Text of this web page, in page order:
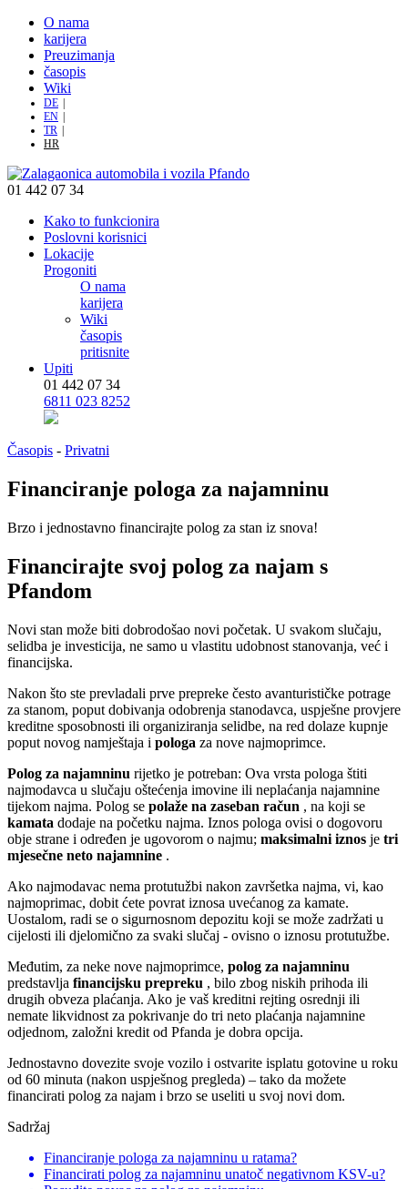
O nama
karijera
Preuzimanja
časopis
Wiki
DE
EN
TR
HR
01 442 07 34
Kako to funkcionira
Poslovni korisnici
Lokacije
Progoniti
O nama
karijera
Wiki
časopis
pritisnite
Upiti
01 442 07 34
6811 023 8252
Časopis - Privatni
Financiranje pologa za najamninu
Brzo i jednostavno financirajte polog za stan iz snova!
Financirajte svoj polog za najam s
Pfandom
Novi stan može biti dobrodošao novi početak. U svakom slučaju,
selidba je investicija, ne samo u vlastitu udobnost stanovanja, već i
financijska.
Nakon što ste prevladali prve prepreke često avanturističke potrage
za stanom, poput dobivanja odobrenja stanodavca, uspješne provjere
kreditne sposobnosti ili organiziranja selidbe, na red dolaze kupnje
poput novog namještaja i pologa za nove najmoprimce.
Polog za najamninu rijetko je potreban: Ova vrsta pologa štiti
najmodavca u slučaju oštećenja imovine ili neplaćanja najamnine
tijekom najma. Polog se polaže na zaseban račun , na koji se
kamata dodaje na početku najma. Iznos pologa ovisi o dogovoru
obje strane i određen je ugovorom o najmu; maksimalni iznos je tri
mjesečne neto najamnine .
Ako najmodavac nema protutužbi nakon završetka najma, vi, kao
najmoprimac, dobit ćete povrat iznosa uvećanog za kamate.
Uostalom, radi se o sigurnosnom depozitu koji se može zadržati u
cijelosti ili djelomično za svaki slučaj - ovisno o iznosu protutužbe.
Međutim, za neke nove najmoprimce, polog za najamninu
predstavlja financijsku prepreku , bilo zbog niskih prihoda ili
drugih obveza plaćanja. Ako je vaš kreditni rejting osrednji ili
nemate likvidnost za pokrivanje do tri neto plaćanja najamnine
odjednom, založni kredit od Pfanda je dobra opcija.
Jednostavno dovezite svoje vozilo i ostvarite isplatu gotovine u roku
od 60 minuta (nakon uspješnog pregleda) – tako da možete
financirati polog za najam i brzo se useliti u svoj novi dom.
Sadržaj
Financiranje pologa za najamninu u ratama?
Financirati polog za najamninu unatoč negativnom KSV-u?